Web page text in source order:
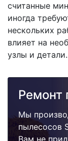
считанные
иногда
нескольких
влияет на
узлы и
Ремонт
Мы
пылесосов
Вам не